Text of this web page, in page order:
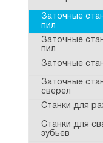
Заточные
пил
Заточные
пил
Заточные
Заточные
сверел
Станки для
Станки для
зубьев